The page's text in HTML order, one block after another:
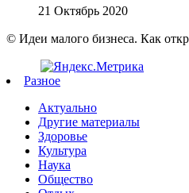
21 Октябрь 2020
© Идеи малого бизнеса. Как
Разное
Актуально
Другие материалы
Здоровье
Культура
Наука
Общество